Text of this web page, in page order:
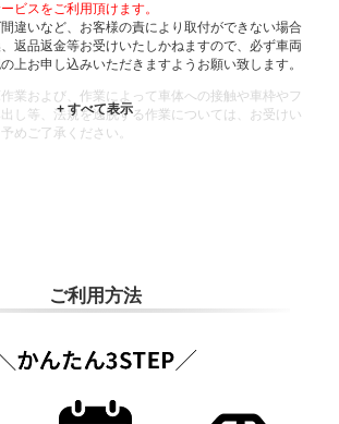
ビスをご利用頂けます。
違いなど、お客様の責により取付ができない場合
返品返金等お受けいたしかねますので、必ず車両
上お申し込みいただきますようお願い致します。
業および、作業によって車体への接触や車枠やフ
し等、法規を逸脱する作業については、お受けい
めご了承ください。
ご利用方法